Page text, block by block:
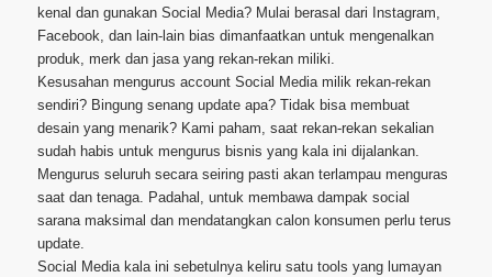
kenal dan gunakan Social Media? Mulai berasal dari Instagram,
Facebook, dan lain-lain bias dimanfaatkan untuk mengenalkan
produk, merk dan jasa yang rekan-rekan miliki.
Kesusahan mengurus account Social Media milik rekan-rekan
sendiri? Bingung senang update apa? Tidak bisa membuat
desain yang menarik? Kami paham, saat rekan-rekan sekalian
sudah habis untuk mengurus bisnis yang kala ini dijalankan.
Mengurus seluruh secara seiring pasti akan terlampau menguras
saat dan tenaga. Padahal, untuk membawa dampak social
sarana maksimal dan mendatangkan calon konsumen perlu terus
update.
Social Media kala ini sebetulnya keliru satu tools yang lumayan